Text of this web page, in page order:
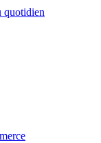
quotidien